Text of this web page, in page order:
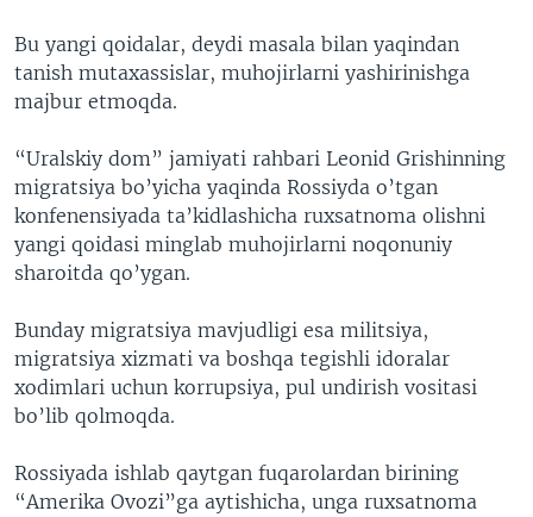
Bu yangi qoidalar, deydi masala bilan yaqindan
tanish mutaxassislar, muhojirlarni yashirinishga
majbur etmoqda.
“Uralskiy dom” jamiyati rahbari Leonid Grishinning
migratsiya bo’yicha yaqinda Rossiyda o’tgan
konfenensiyada ta’kidlashicha ruxsatnoma olishni
yangi qoidasi minglab muhojirlarni noqonuniy
sharoitda qo’ygan.
Bunday migratsiya mavjudligi esa militsiya,
migratsiya xizmati va boshqa tegishli idoralar
xodimlari uchun korrupsiya, pul undirish vositasi
bo’lib qolmoqda.
Rossiyada ishlab qaytgan fuqarolardan birining
“Amerika Ovozi”ga aytishicha, unga ruxsatnoma